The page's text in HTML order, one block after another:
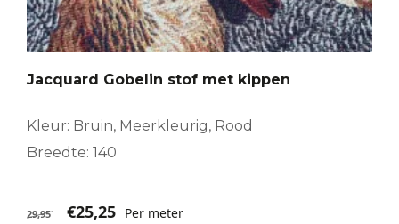
Jacquard Gobelin stof met kippen
Kleur: Bruin, Meerkleurig, Rood
Breedte: 140
29,95 €25,25 Per meter